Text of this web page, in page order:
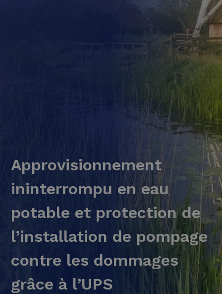
Approvisionnement
ininterrompu en eau
potable et protection de
l’installation de pompage
contre les dommages
grâce à l’UPS